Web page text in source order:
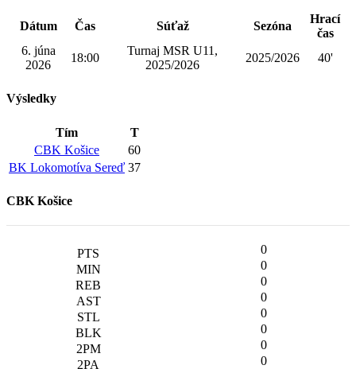
Dátum Čas Súťaž Sezóna
Hrací
čas
6. júna
2026
18:00
Turnaj MSR U11,
2025/2026
2025/2026 40'
Výsledky
Tím
T
CBK Košice
60
BK Lokomotíva Sereď 37
CBK Košice
0
0
0
0
0
0
0
0